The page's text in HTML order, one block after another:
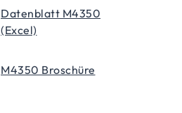
Datenblatt M4350
(Excel)
M4350 Broschüre